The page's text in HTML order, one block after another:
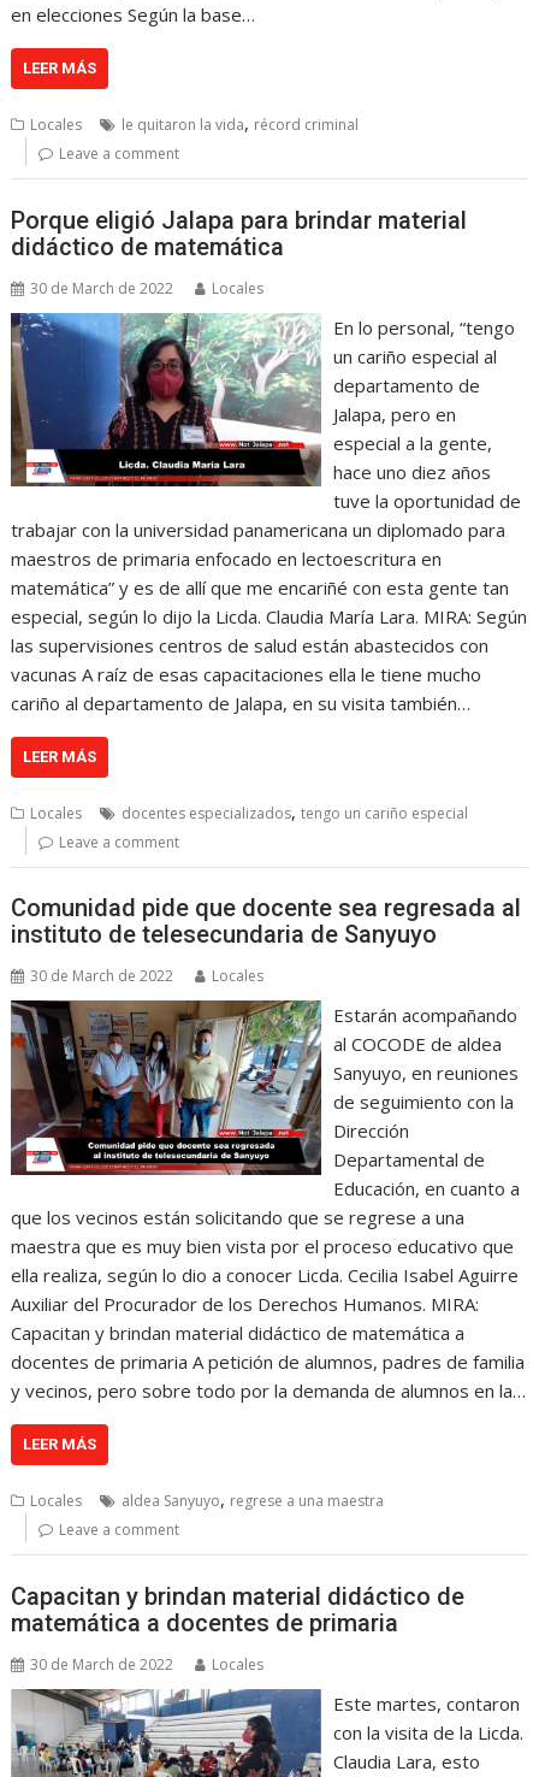
en elecciones Según la base…
LEER MÁS
Locales le quitaron la vida, récord criminal
Leave a comment
Porque eligió Jalapa para brindar material
didáctico de matemática
30 de March de 2022 Locales
En lo personal, “tengo
un cariño especial al
departamento de
Jalapa, pero en
especial a la gente,
hace uno diez años
tuve la oportunidad de
trabajar con la universidad panamericana un diplomado para
maestros de primaria enfocado en lectoescritura en
matemática” y es de allí que me encariñé con esta gente tan
especial, según lo dijo la Licda. Claudia María Lara. MIRA: Según
las supervisiones centros de salud están abastecidos con
vacunas A raíz de esas capacitaciones ella le tiene mucho
cariño al departamento de Jalapa, en su visita también…
LEER MÁS
Locales docentes especializados,tengo un cariño especial
Leave a comment
Comunidad pide que docente sea regresada al
instituto de telesecundaria de Sanyuyo
30 de March de 2022 Locales
Estarán acompañando
al COCODE de aldea
Sanyuyo, en reuniones
de seguimiento con la
Dirección
Departamental de
Educación, en cuanto a
que los vecinos están solicitando que se regrese a una
maestra que es muy bien vista por el proceso educativo que
ella realiza, según lo dio a conocer Licda. Cecilia Isabel Aguirre
Auxiliar del Procurador de los Derechos Humanos. MIRA:
Capacitan y brindan material didáctico de matemática a
docentes de primaria A petición de alumnos, padres de familia
y vecinos, pero sobre todo por la demanda de alumnos en la…
LEER MÁS
Locales aldea Sanyuyo, regrese a una maestra
Leave a comment
Capacitan y brindan material didáctico de
matemática a docentes de primaria
30 de March de 2022 Locales
Este martes, contaron
con la visita de la Licda.
Claudia Lara, esto